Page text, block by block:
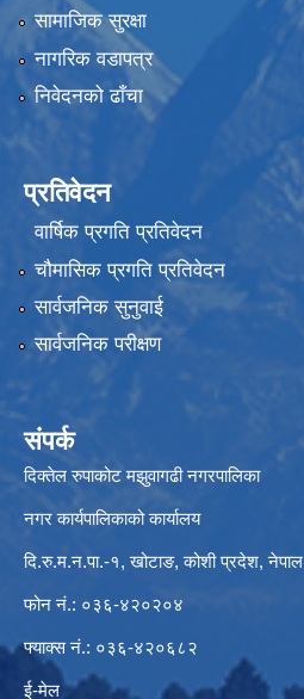
सामाजिक सुरक्षा
नागरिक वडापत्र
निवेदनको ढाँचा
प्रतिवेदन
वार्षिक प्रगति प्रतिवेदन
चौमासिक प्रगति प्रतिवेदन
सार्वजनिक सुनुवाई
सार्वजनिक परीक्षण
संपर्क
दिक्तेल रुपाकोट मझुवागढी नगरपालिका
नगर कार्यपालिकाको कार्यालय
दि.रु.म.न.पा.-१, खोटाङ, कोशी प्रदेश, नेपाल
फोन नं.: ०३६-४२०२०४
फ्याक्स नं.: ०३६-४२०६८२
ई-मेल